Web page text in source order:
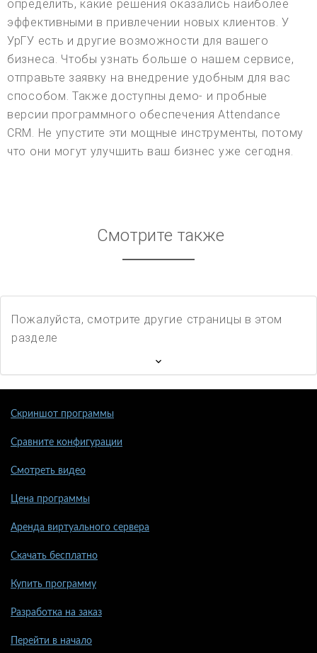
определить, какие решения оказались наиболее
эффективными в привлечении новых клиентов. У
УрГУ есть и другие возможности для вашего
бизнеса. Чтобы узнать больше о нашем сервисе,
отправьте заявку на внедрение удобным для вас
способом. Также доступны демо- и пробные
версии программного обеспечения Attendance
CRM. Не упустите эти мощные инструменты, потому
что они могут улучшить ваш бизнес уже сегодня.
Смотрите также
Пожалуйста, смотрите другие страницы в этом
разделе
Скриншот программы
Сравните конфигурации
Смотреть видео
Цена программы
Аренда виртуального сервера
Скачать бесплатно
Купить программу
Разработка на заказ
Перейти в начало